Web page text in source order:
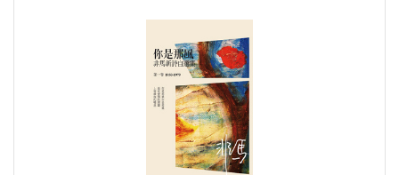
在西本願寺布演／林翠蘭
執守在北山的天命／林玉芬